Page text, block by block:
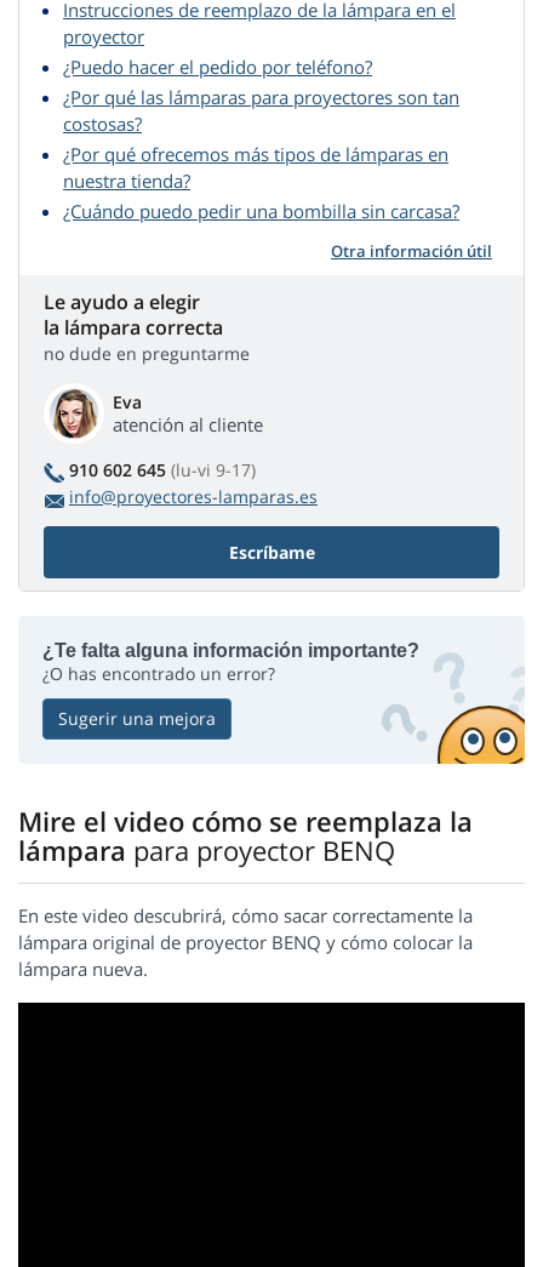
Instrucciones de reemplazo de la lámpara en el
proyector
¿Puedo hacer el pedido por teléfono?
¿Por qué las lámparas para proyectores son tan
costosas?
¿Por qué ofrecemos más tipos de lámparas en
nuestra tienda?
¿Cuándo puedo pedir una bombilla sin carcasa?
Otra información útil
Le ayudo a elegir
la lámpara correcta
no dude en preguntarme
Eva
atención al cliente
910 602 645 (lu-vi 9-17)
info@proyectores-lamparas.es
Escríbame
¿Te falta alguna información importante?
¿O has encontrado un error?
Sugerir una mejora
Mire el video cómo se reemplaza la
lámpara para proyector BENQ
En este video descubrirá, cómo sacar correctamente la
lámpara original de proyector BENQ y cómo colocar la
lámpara nueva.